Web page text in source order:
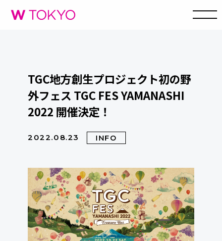
TGC地方創生プロジェクト初の野
外フェス TGC FES YAMANASHI
2022 開催決定！
2022.08.23 INFO